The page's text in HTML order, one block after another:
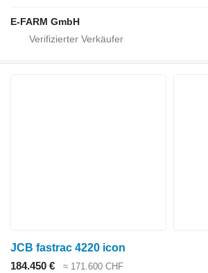
E-FARM GmbH
JCB fastrac 4220 icon
184.450 €
≈ 171.600 CHF